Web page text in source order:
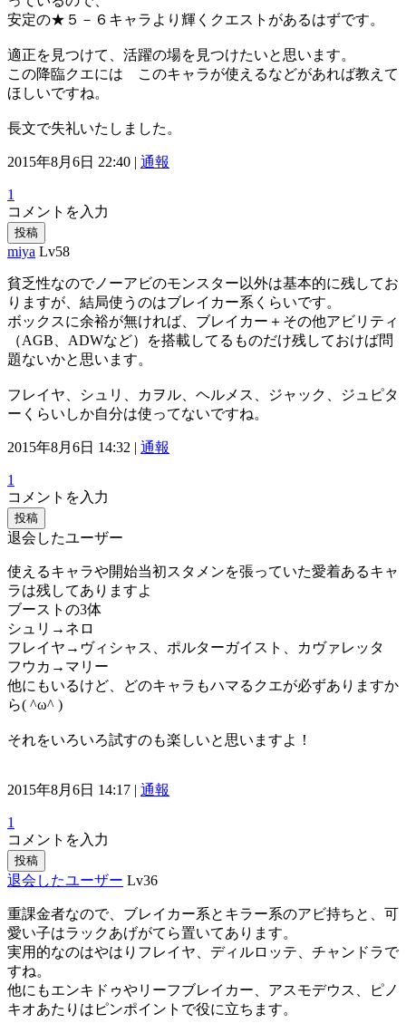
安定の★５－６キャラより輝くクエストがあるはずです。
適正を見つけて、活躍の場を見つけたいと思います。
この降臨クエには このキャラが使えるなどがあれば教えて
ほしいですね。
長文で失礼いたしました。
2015年8月6日 22:40 | 通報
1
コメントを入力
投稿
miya Lv58
貧乏性なのでノーアビのモンスター以外は基本的に残してお
りますが、結局使うのはブレイカー系くらいです。
ボックスに余裕が無ければ、ブレイカー＋その他アビリティ
（AGB、ADWなど）を搭載してるものだけ残しておけば問
題ないかと思います。
フレイヤ、シュリ、カヲル、ヘルメス、ジャック、ジュピタ
ーくらいしか自分は使ってないですね。
2015年8月6日 14:32 | 通報
1
コメントを入力
投稿
退会したユーザー
使えるキャラや開始当初スタメンを張っていた愛着あるキャ
ラは残してありますよ
ブーストの3体
シュリ→ネロ
フレイヤ→ヴィシャス、ポルターガイスト、カヴァレッタ
フウカ→マリー
他にもいるけど、どのキャラもハマるクエが必ずありますか
ら( ^ω^ )
それをいろいろ試すのも楽しいと思いますよ！
2015年8月6日 14:17 | 通報
1
コメントを入力
投稿
退会したユーザー Lv36
重課金者なので、ブレイカー系とキラー系のアビ持ちと、可
愛い子はラックあげがてら置いてあります。
実用的なのはやはりフレイヤ、ディルロッテ、チャンドラで
すね。
他にもエンキドゥやリーフブレイカー、アスモデウス、ピノ
キオあたりはピンポイントで役に立ちます。